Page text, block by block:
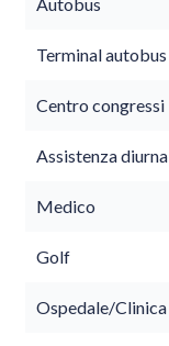
Terminal autobus
Centro congressi
Assistenza diurna
Medico
Golf
Ospedale/Clinica